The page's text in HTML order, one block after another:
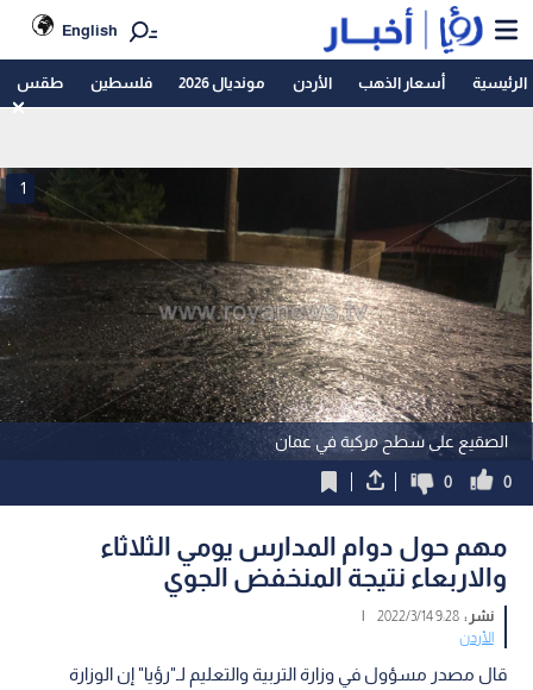
English
الرئيسية أسعار الذهب الأردن مونديال 2026 فلسطين طقس
الصقيع على سطح مركبة في عمان
1
0
0
مهم حول دوام المدارس يومي الثلاثاء
والاربعاء نتيجة المنخفض الجوي
نشر :9:28 2022/3/14
|
الأردن
قال مصدر مسؤول في وزارة التربية والتعليم لـ"رؤيا" إن الوزارة